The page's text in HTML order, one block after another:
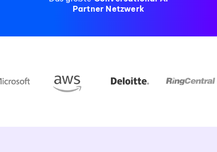
Partner Netzwerk